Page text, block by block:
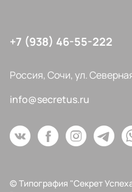
+7 (938) 46-55-222
Россия, Сочи, ул.
info@secretus.ru
© Типография "Секрет